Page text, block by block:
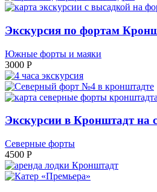
Экскурсия по фортам
Южные форты и маяки
3000 P
Экскурсии в Кронштадт на
Северные форты
4500 P